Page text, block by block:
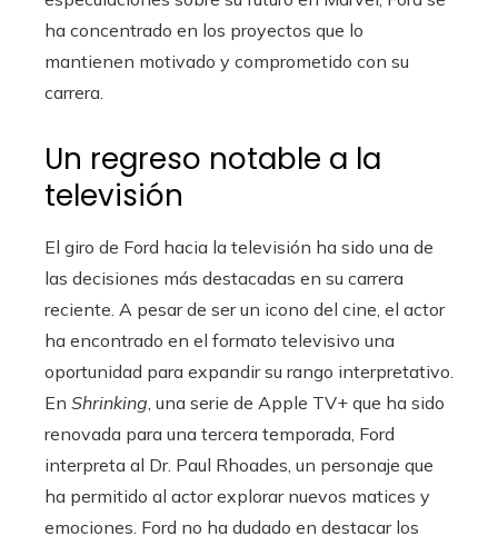
ha concentrado en los proyectos que lo
mantienen motivado y comprometido con su
carrera.
Un regreso notable a la
televisión
El giro de Ford hacia la televisión ha sido una de
las decisiones más destacadas en su carrera
reciente. A pesar de ser un icono del cine, el actor
ha encontrado en el formato televisivo una
oportunidad para expandir su rango interpretativo.
En Shrinking, una serie de Apple TV+ que ha sido
renovada para una tercera temporada, Ford
interpreta al Dr. Paul Rhoades, un personaje que
ha permitido al actor explorar nuevos matices y
emociones. Ford no ha dudado en destacar los